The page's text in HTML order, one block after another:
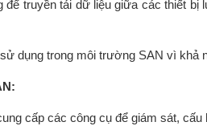
để truyền tải dữ liệu giữa các thiết
dụng trong môi trường SAN vì khả
cấp các công cụ để giám sát,